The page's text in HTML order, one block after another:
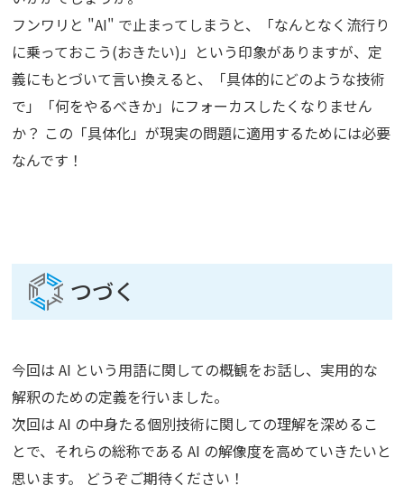
フンワリと "AI" で止まってしまうと、「なんとなく流行り
に乗っておこう(おきたい)」という印象がありますが、定
義にもとづいて言い換えると、「具体的にどのような技術
で」「何をやるべきか」にフォーカスしたくなりません
か？ この「具体化」が現実の問題に適用するためには必要
なんです！
つづく
今回は AI という用語に関しての概観をお話し、実用的な
解釈のための定義を行いました。
次回は AI の中身たる個別技術に関しての理解を深めるこ
とで、それらの総称である AI の解像度を高めていきたいと
思います。 どうぞご期待ください！